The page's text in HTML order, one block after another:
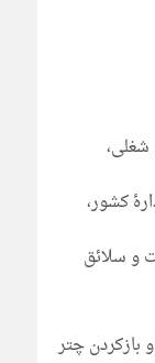
کشور،
و سلائق
بازکردن چتر